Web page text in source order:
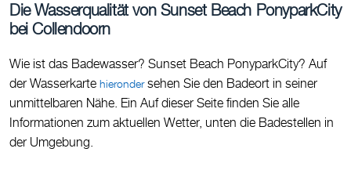
Die Wasserqualität von Sunset Beach PonyparkCity
bei Collendoorn
Wie ist das Badewasser? Sunset Beach PonyparkCity? Auf
der Wasserkarte hierondersehen Sie den Badeort in seiner
unmittelbaren Nähe. Ein Auf dieser Seite finden Sie alle
Informationen zum aktuellen Wetter, unten die Badestellen in
der Umgebung.